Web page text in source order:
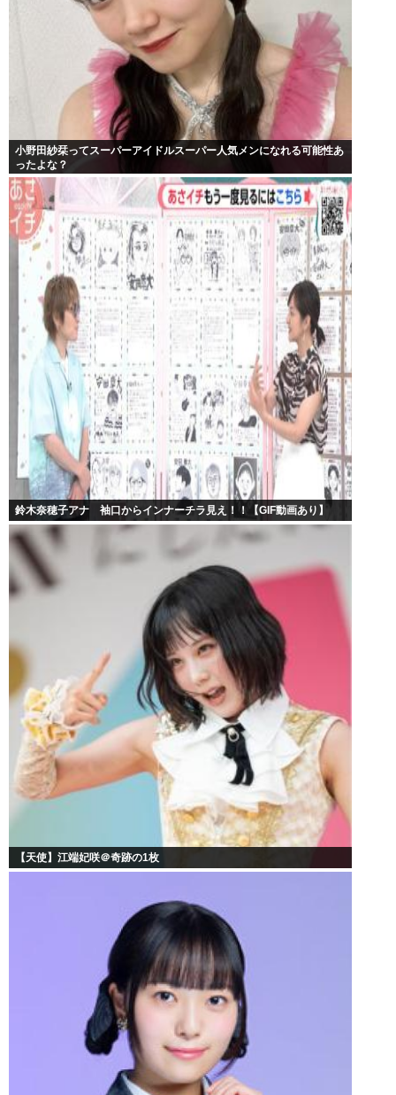
小野田紗栞ってスーパーアイドルスーパー人気メンになれる可能性あ
ったよな？
鈴木奈穂子アナ 袖口からインナーチラ見え！！【GIF動画あり】
【天使】江端妃咲＠奇跡の1枚